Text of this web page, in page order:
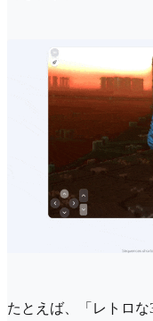
たとえば、「レトロ